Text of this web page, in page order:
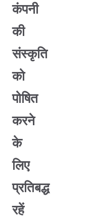
कंपनी
की
संस्कृति
को
पोषित
करने
के
लिए
प्रतिबद्ध
रहें